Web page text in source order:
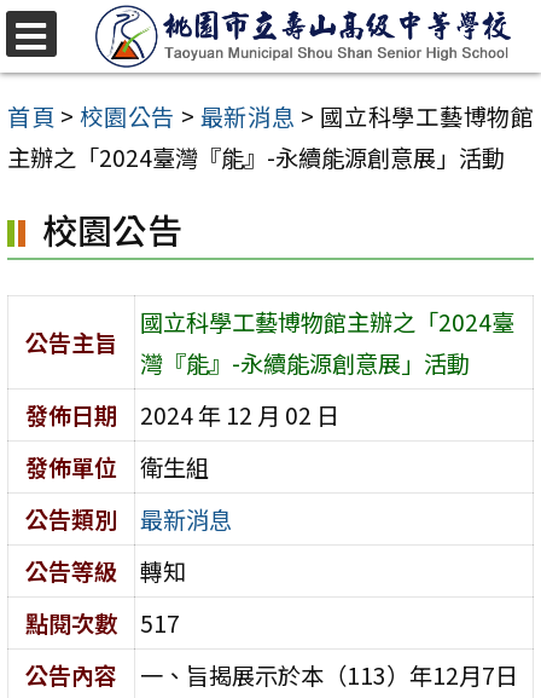
跳
至
主
要
容
區
首頁 > 校園公告 > 最新消息 > 國立科學工藝博物館
主辦之「2024臺灣『能』-永續能源創意展」活動
校園公告
公告主旨
國立科學工藝博物館主辦之「2024臺
灣『能』-永續能源創意展」活動
發佈日期
2024 年 12 月 02 日
發佈單位
衛生組
公告類別
最新消息
公告等級
轉知
點閱次數
517
公告內容
一、旨揭展示於本（113）年12月7日
選
單